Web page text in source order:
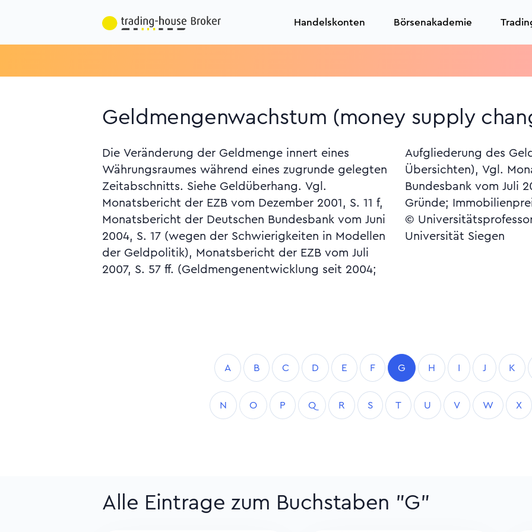
Handelskonten Börsenakademie
Geldmengenwachstum (money supply
Die Veränderung der Geldmenge innert eines
Währungsraumes während eines zugrunde gelegten
Zeitabschnitts. Siehe Geldüberhang. Vgl.
Monatsbericht der EZB vom Dezember 2001, S. 11 f,
Monatsbericht der Deutschen Bundesbank vom Juni
2004, S. 17 (wegen der Schwierigkeiten in Modellen
der Geldpolitik), Monatsbericht der EZB vom Juli
2007, S. 57 ff. (Geldmengenentwicklung seit 2004;
Aufgliederung des Geldmengenwachstums;
Übersichten), Vgl. Monatsbericht der Deutschen
Bundesbank vom Juli 2007, S. 15 ff. (verschiedene
Gründe;
©
Universität Siegen
A B C D E F G H I J K
N O P Q R S T U V W X
Alle Eintrage zum Buchstaben "G"